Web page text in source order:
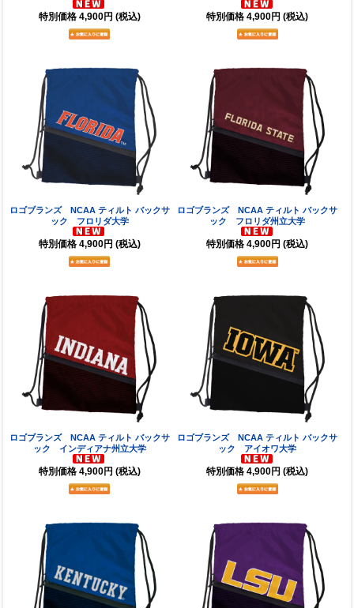
特別価格 4,900円 (税込) 特別価格 4,900円 (税込)
ロゴブランズ NCAA ティルト バックサ
ック フロリダ大学
特別価格 4,900円 (税込)
ロゴブランズ NCAA ティルト バックサ
ック フロリダ州立大学
特別価格 4,900円 (税込)
ロゴブランズ NCAA ティルト バックサ
ック インディアナ州立大学
特別価格 4,900円 (税込)
ロゴブランズ NCAA ティルト バックサ
ック アイオワ大学
特別価格 4,900円 (税込)